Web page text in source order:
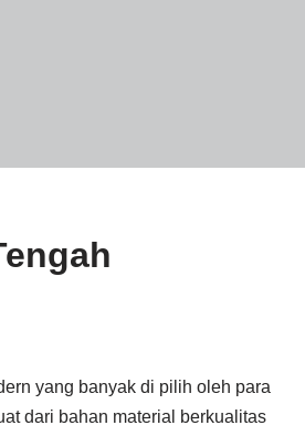
yang banyak di pilih oleh para
dari bahan material berkualitas